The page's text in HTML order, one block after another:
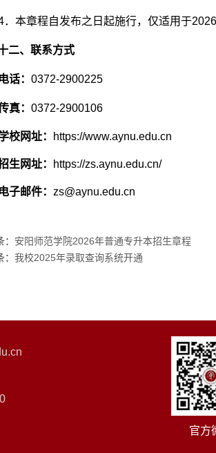
．本章程自发布之日起施行，仅适用于2026
二、联系方式
电话： 0372-2900225
真： 0372-2900106
校网址： https://www.aynu.edu.cn
生网址： https://zs.aynu.edu.cn/
电子邮件： zs@aynu.edu.cn
： 安阳师范学院2026年普通专升本招生章程
我校2025年录取查询系统开通
官方